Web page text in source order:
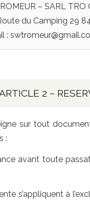
– SARL
du Camping 29
:
2 –
sur tout
:
avant toute
s’appliquent à